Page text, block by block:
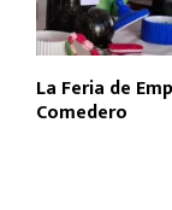
La Feria de
Comedero